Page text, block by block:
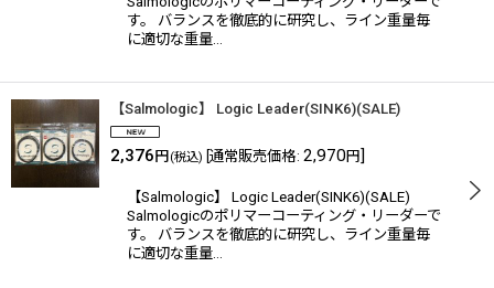
す。 バランスを徹底的に研究し、ライン重量毎
に適切な重量…
【Salmologic】 Logic Leader(SINK6)(SALE)
2,376 円 (税込) 通常販売価格: 2,970円]
【Salmologic】 Logic Leader(SINK6)(SALE)
Salmologicのポリマーコーティング・リーダーで
す。 バランスを徹底的に研究し、ライン重量毎
に適切な重量…